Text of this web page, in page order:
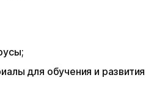
для обучения и развития